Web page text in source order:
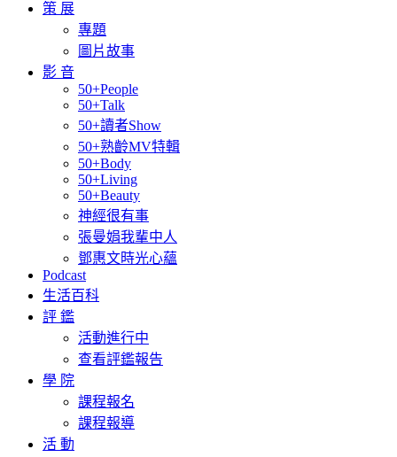
策 展
專題
圖片故事
影 音
50+People
50+Talk
50+讀者Show
50+熟齡MV特輯
50+Body
50+Living
50+Beauty
神經很有事
張曼娟我輩中人
鄧惠文時光心蘊
Podcast
生活百科
評 鑑
活動進行中
查看評鑑報告
學 院
課程報名
課程報導
活 動